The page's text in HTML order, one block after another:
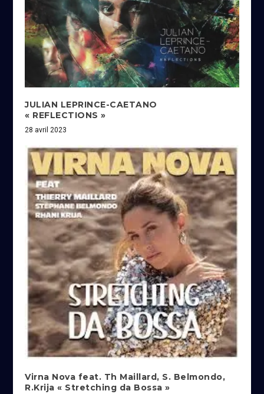
JULIAN LEPRINCE-CAETANO
« REFLECTIONS »
28 avril 2023
Virna Nova feat. Th Maillard, S. Belmondo,
R.Krija « Stretching da Bossa »